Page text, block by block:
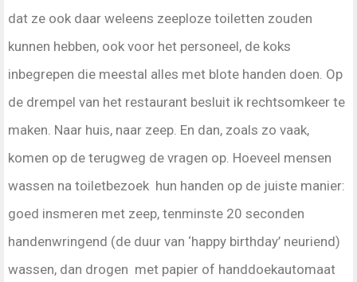
dat ze ook daar weleens zeeploze toiletten zouden
kunnen hebben, ook voor het personeel, de koks
inbegrepen die meestal alles met blote handen doen. Op
de drempel van het restaurant besluit ik rechtsomkeer te
maken. Naar huis, naar zeep. En dan, zoals zo vaak,
komen op de terugweg de vragen op. Hoeveel mensen
wassen na toiletbezoek hun handen op de juiste manier:
goed insmeren met zeep, tenminste 20 seconden
handenwringend (de duur van ‘happy birthday’ neuriend)
wassen, dan drogen met papier of handdoekautomaat